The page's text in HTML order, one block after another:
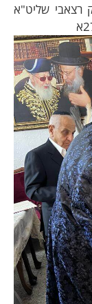
שליט"א